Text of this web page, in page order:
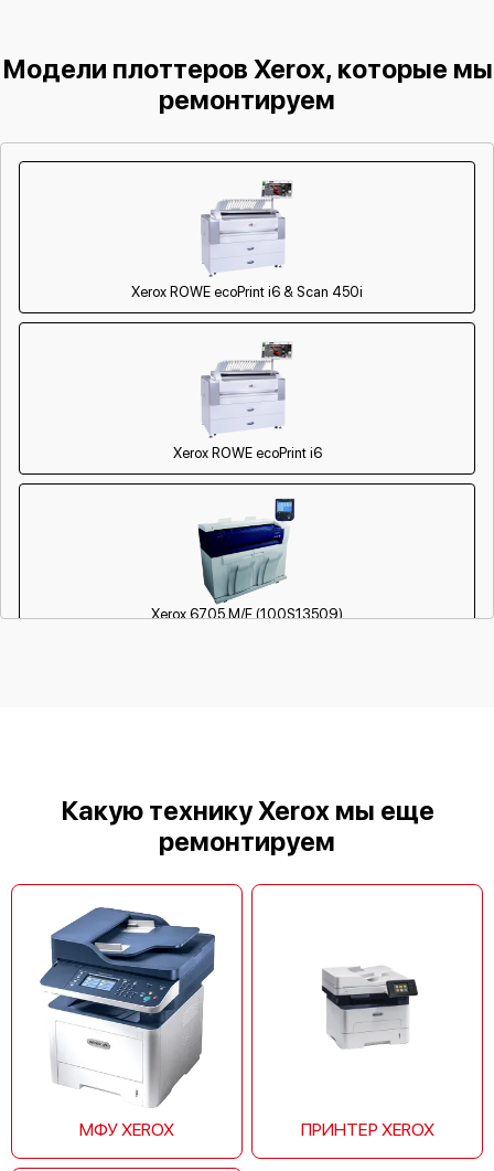
Модели плоттеров Xerox, которые мы
ремонтируем
Xerox ROWE ecoPrint i6 & Scan 450i
Xerox ROWE ecoPrint i6
Xerox 6705 M/F (100S13509)
Какую технику Xerox мы еще
ремонтируем
МФУ XEROX ПРИНТЕР XEROX